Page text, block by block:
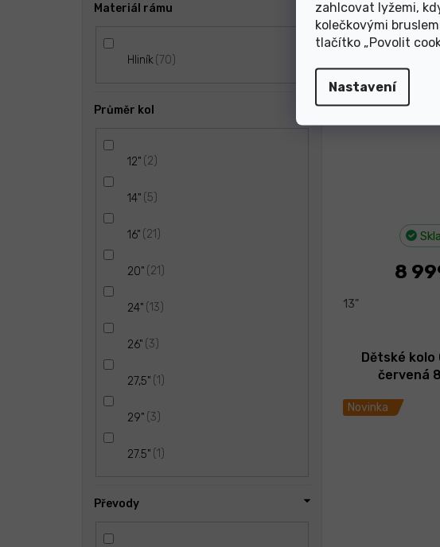
zahlcovat lyžemi,
kolečkovými
tlačítko „Povolit
Nastavení
Materiál rámu
Hliník 70
Průměr kol
12" 2
14" 5
16" 21
20" 21
24" 13
26" 3
27,5" 1
29" 3
27.5" 1
Převody
Dětské kolo
24" matná
8
13"
Novinka
Dětské kolo
červená